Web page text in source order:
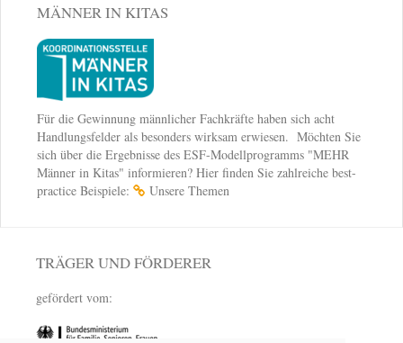
MÄNNER IN KITAS
Für die Gewinnung männlicher Fachkräfte haben sich acht
Handlungsfelder als besonders wirksam erwiesen. Möchten Sie
sich über die Ergebnisse des ESF-Modellprogramms "MEHR
Männer in Kitas" informieren? Hier finden Sie zahlreiche best-
practice Beispiele:
Unsere Themen
TRÄGER UND FÖRDERER
gefördert vom: